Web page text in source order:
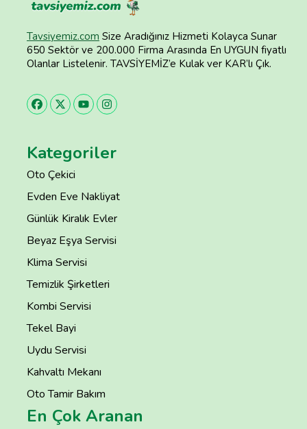
Tavsiyemiz.com Size Aradığınız Hizmeti Kolayca Sunar
650 Sektör ve 200.000 Firma Arasında En UYGUN fiyatlı
Olanlar Listelenir. TAVSİYEMİZ’e Kulak ver KAR’lı Çık.
Kategoriler
Oto Çekici
Evden Eve Nakliyat
Günlük Kiralık Evler
Beyaz Eşya Servisi
Klima Servisi
Temizlik Şirketleri
Kombi Servisi
Tekel Bayi
Uydu Servisi
Kahvaltı Mekanı
Oto Tamir Bakım
En Çok Aranan